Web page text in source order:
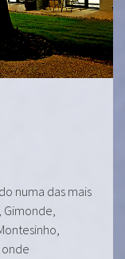
numa das mais
Gimonde,